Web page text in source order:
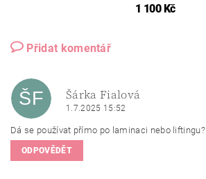
1 100 Kč
Přidat komentář
ŠF Šárka Fialová
1.7.2025 15:52
Dá se používat přímo po laminaci nebo liftingu?
ODPOVĚDĚT